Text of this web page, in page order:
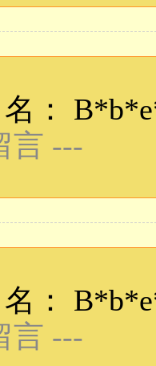
言 ---
言 ---